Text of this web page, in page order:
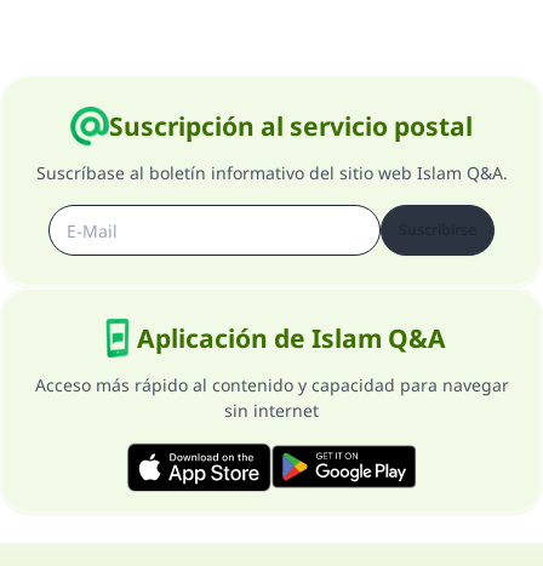
Suscripción al servicio postal
Suscríbase al boletín informativo del sitio web Islam Q&A.
Aplicación de Islam Q&A
Acceso más rápido al contenido y capacidad para navegar
sin internet